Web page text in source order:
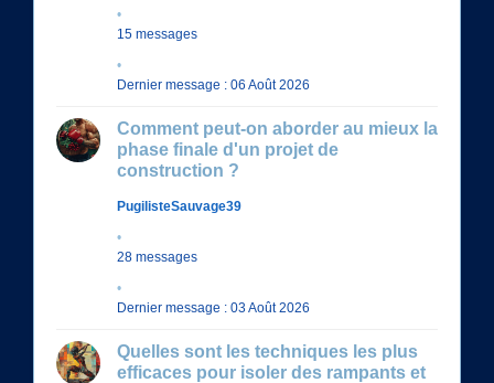
15 messages
Dernier message : 06 Août 2026
Comment peut-on aborder au mieux la
phase finale d'un projet de
construction ?
PugilisteSauvage39
28 messages
Dernier message : 03 Août 2026
Quelles sont les techniques les plus
efficaces pour isoler des rampants et